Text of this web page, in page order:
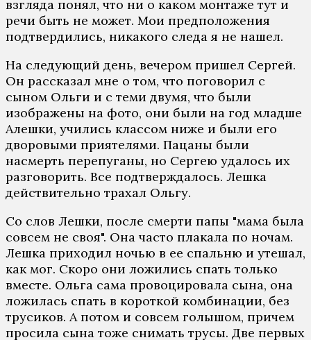
взгляда понял, что ни о каком монтаже тут и
речи быть не может. Мои предположения
подтвердились, никакого следа я не нашел.
На следующий день, вечером пришел Сергей.
Он рассказал мне о том, что поговорил с
сыном Ольги и с теми двумя, что были
изображены на фото, они были на год младше
Алешки, учились классом ниже и были его
дворовыми приятелями. Пацаны были
насмерть перепуганы, но Сергею удалось их
разговорить. Все подтверждалось. Лешка
действительно трахал Ольгу.
Со слов Лешки, после смерти папы "мама была
совсем не своя". Она часто плакала по ночам.
Лешка приходил ночью в ее спальню и утешал,
как мог. Скоро они ложились спать только
вместе. Ольга сама провоцировала сына, она
ложилась спать в короткой комбинации, без
трусиков. А потом и совсем голышом, причем
просила сына тоже снимать трусы. Две первых